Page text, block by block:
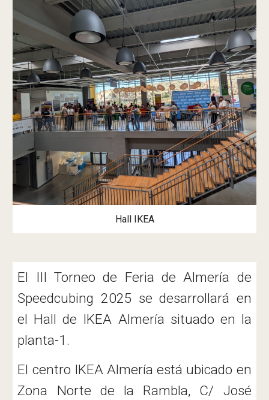
Hall IKEA
El III Torneo de Feria de Almería de
Speedcubing 2025 se desarrollará en
el Hall de IKEA Almería situado en la
planta-1.
El centro IKEA Almería está ubicado en
Zona Norte de la Rambla, C/ José